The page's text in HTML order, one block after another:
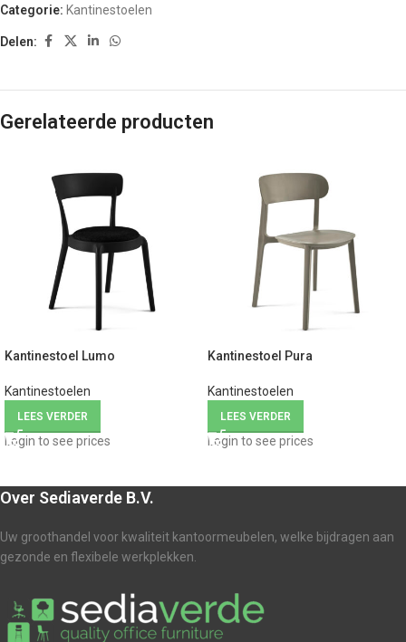
Categorie: Kantinestoelen
Delen:
Gerelateerde producten
Kantinestoel Lumo
Kantinestoelen
LEES VERDER
Login to see prices
Kantinestoel Pura
Kantinestoelen
LEES VERDER
Login to see prices
Over Sediaverde B.V.
Uw groothandel voor kwaliteit kantoormeubelen, welke bijdragen aan
gezonde en flexibele werkplekken.